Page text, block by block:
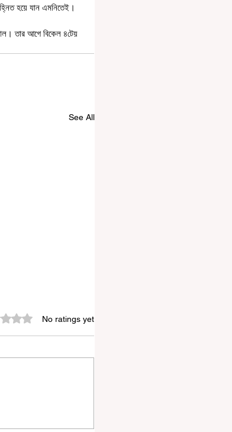
হয়ে যান এমনিতেই।
তার আগে বিকেল ৪টেয়
See All
0 out of 5 stars.No ratings yet